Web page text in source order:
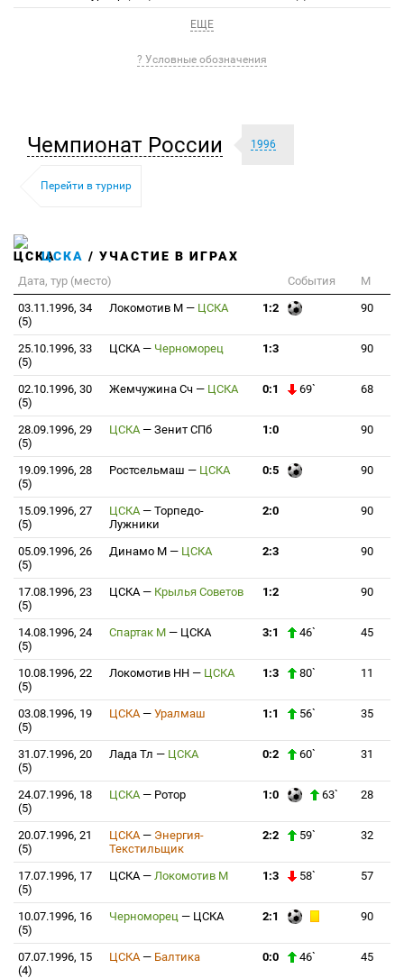
ЕЩЕ
? Условные обозначения
Чемпионат России 1996
Перейти в турнир
ЦСКА / УЧАСТИЕ В ИГРАХ
Дата, тур (место) События
М
03.11.1996, 34
(5)
Локомотив М — ЦСКА 1:2 90
25.10.1996, 33
(5)
ЦСКА — Черноморец 1:3 90
02.10.1996, 30
(5)
Жемчужина Сч — ЦСКА 0:1 69` 68
28.09.1996, 29
(5)
ЦСКА — Зенит СПб 1:0 90
19.09.1996, 28
(5)
Ростсельмаш — ЦСКА 0:5 90
15.09.1996, 27
(5)
ЦСКА — Торпедо-
Лужники
2:0 90
05.09.1996, 26
(5)
Динамо М — ЦСКА 2:3 90
17.08.1996, 23
(5)
ЦСКА — Крылья Советов 1:2 90
14.08.1996, 24
(5)
Спартак М — ЦСКА 3:1 46` 45
10.08.1996, 22
(5)
Локомотив НН — ЦСКА 1:3 80` 11
03.08.1996, 19
(5)
ЦСКА — Уралмаш 1:1 56` 35
31.07.1996, 20
(5)
Лада Тл — ЦСКА 0:2 60` 31
24.07.1996, 18
(5)
ЦСКА — Ротор 1:0 63` 28
20.07.1996, 21
(5)
ЦСКА — Энергия-
Текстильщик
2:2 59` 32
17.07.1996, 17
(5)
ЦСКА — Локомотив М 1:3 58` 57
10.07.1996, 16
(5)
Черноморец — ЦСКА 2:1 90
07.07.1996, 15
(4)
ЦСКА — Балтика 0:0 46` 45